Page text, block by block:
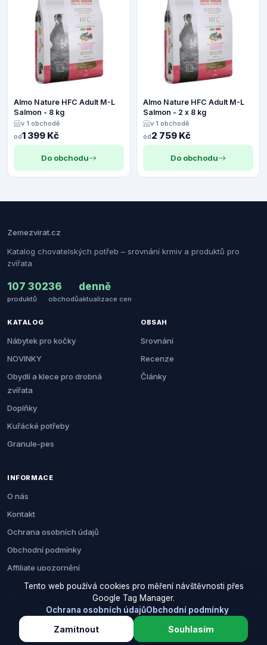
Almo Nature HFC Adult M-L
Salmon - 8 kg
v 1 obchodě
od1 399 Kč
Do obchodu
Almo Nature HFC Adult M-L
Salmon - 2 x 8 kg
v 1 obchodě
od2 759 Kč
Do obchodu
Zemezvirat.cz
Katalog chovatelských potřeb – srovnání krmiv a produktů pro
zvířata
107 302
produktů
36
obchodů
denně
aktualizace cen
KATALOG
Nábytek pro kočky
NOVINKY
Obydlí a klece pro drobná
zvířata
Doplňky
Kuřácké potřeby
Granule-pes
OBSAH
Srovnání
Recenze
Články
INFORMACE
O nás
Kontakt
Ochrana osobních údajů
Obchodní podmínky
Affiliate upozornění
© 2026 Zemezvirat.cz. Všechna práva vyhrazena.
Za nákup přes naše odkazy můžeme získat provizi. Cenu pro vás to
neovlivní.
Tento web používá cookies pro měření návštěvnosti přes
Google Tag Manager.
Ochrana osobních údajůObchodní podmínky
Zamítnout Souhlasím